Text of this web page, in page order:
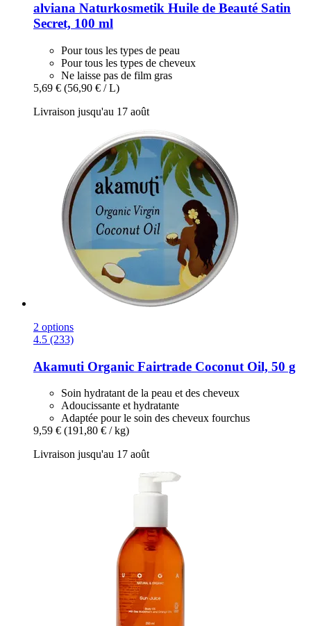
alviana Naturkosmetik Huile de Beauté Satin
Secret, 100 ml
Pour tous les types de peau
Pour tous les types de cheveux
Ne laisse pas de film gras
5,69 € (56,90 € / L)
Livraison jusqu'au 17 août
2 options
4.5 (233)
Akamuti Organic Fairtrade Coconut Oil, 50 g
Soin hydratant de la peau et des cheveux
Adoucissante et hydratante
Adaptée pour le soin des cheveux fourchus
9,59 € (191,80 € / kg)
Livraison jusqu'au 17 août